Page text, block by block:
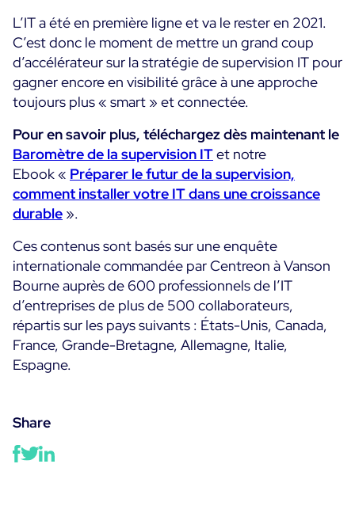
L’IT a été en première ligne et va le rester en 2021.
C’est donc le moment de mettre un grand coup
d’accélérateur sur la stratégie de supervision IT pour
gagner encore en visibilité grâce à une approche
toujours plus « smart » et connectée.
Pour en savoir plus, téléchargez dès maintenant le
Baromètre de la supervision ITet notre
Ebook « Préparer le futur de la supervision,
comment installer votre IT dans une croissance
durable ».
Ces contenus sont basés sur une enquête
internationale commandée par Centreon à Vanson
Bourne auprès de 600 professionnels de l’IT
d’entreprises de plus de 500 collaborateurs,
répartis sur les pays suivants : États-Unis, Canada,
France, Grande-Bretagne, Allemagne, Italie,
Espagne.
Share